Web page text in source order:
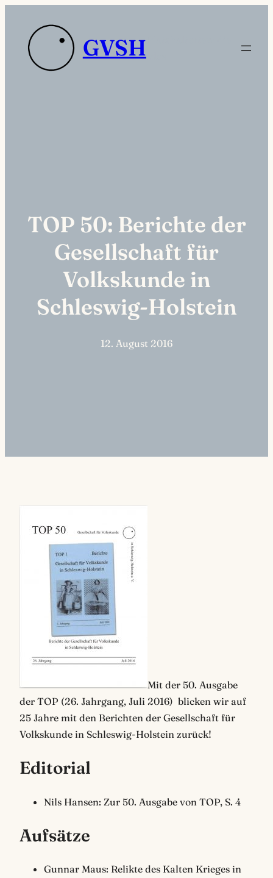
springen
GVSHsdas
TOP 50: Berichte der
Gesellschaft für
Volkskunde in
Schleswig-Holstein
12. August 2016
Mit der 50. Ausgabe
der TOP (26. Jahrgang, Juli 2016) blicken wir auf
25 Jahre mit den Berichten der Gesellschaft für
Volkskunde in Schleswig-Holstein zurück!
Editorial
Nils Hansen: Zur 50. Ausgabe von TOP, S. 4
Aufsätze
Gunnar Maus: Relikte des Kalten Krieges in